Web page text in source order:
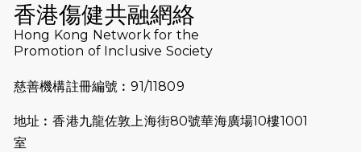
2024-11-07
樂施毅行者｜毅行40「堅」並肩下周
五開鑼 逾4千健兒蓄勢待發
跑友黃志輝(Jeff)和鄭子健(Jason)
2024-10-22
#WhyNotRun 試跑員一號的領跑體
香港傷健共融網絡
Hong Kong Network for the
Promotion of Inclusive Society
慈善機構註冊編號︰91/11809
地址︰香港九龍佐敦上海街80號華海廣場10樓1001
室